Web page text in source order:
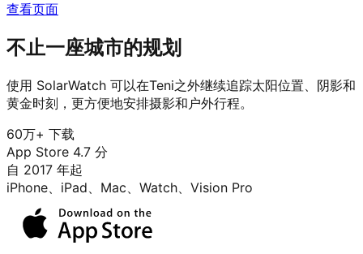
查看页面
不止一座城市的规划
使用 SolarWatch 可以在Teni之外继续追踪太阳位置、阴影和
黄金时刻，更方便地安排摄影和户外行程。
60万+ 下载
App Store 4.7 分
自 2017 年起
iPhone、iPad、Mac、Watch、Vision Pro